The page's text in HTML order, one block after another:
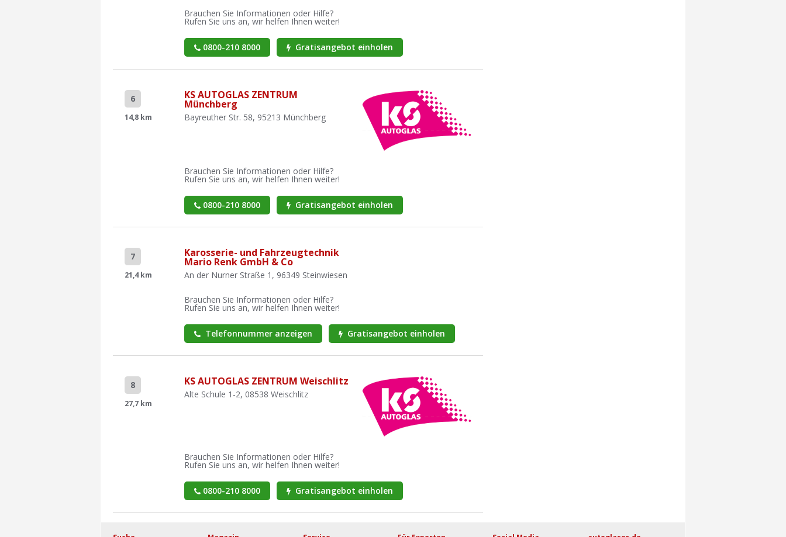
Brauchen Sie Informationen oder Hilfe?
Rufen Sie uns an, wir helfen Ihnen weiter!
0800-210 8000 Gratisangebot einholen
6
14,8 km
KS AUTOGLAS ZENTRUM
Münchberg
Bayreuther Str. 58, 95213 Münchberg
Brauchen Sie Informationen oder Hilfe?
Rufen Sie uns an, wir helfen Ihnen weiter!
0800-210 8000 Gratisangebot einholen
7
21,4 km
Karosserie- und Fahrzeugtechnik
Mario Renk GmbH & Co
An der Nurner Straße 1, 96349 Steinwiesen
Brauchen Sie Informationen oder Hilfe?
Rufen Sie uns an, wir helfen Ihnen weiter!
Telefonnummer anzeigen Gratisangebot einholen
8
27,7 km
KS AUTOGLAS ZENTRUM Weischlitz
Alte Schule 1-2, 08538 Weischlitz
Brauchen Sie Informationen oder Hilfe?
Rufen Sie uns an, wir helfen Ihnen weiter!
0800-210 8000 Gratisangebot einholen